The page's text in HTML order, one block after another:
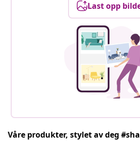
Last opp
Våre produkter, stylet av deg